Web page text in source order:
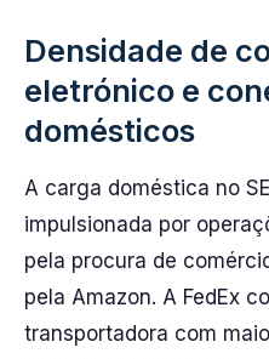
Densidade de
eletrónico e
domésticos
A carga doméstica no
impulsionada por
pela procura de
pela Amazon. A FedEx
transportadora com